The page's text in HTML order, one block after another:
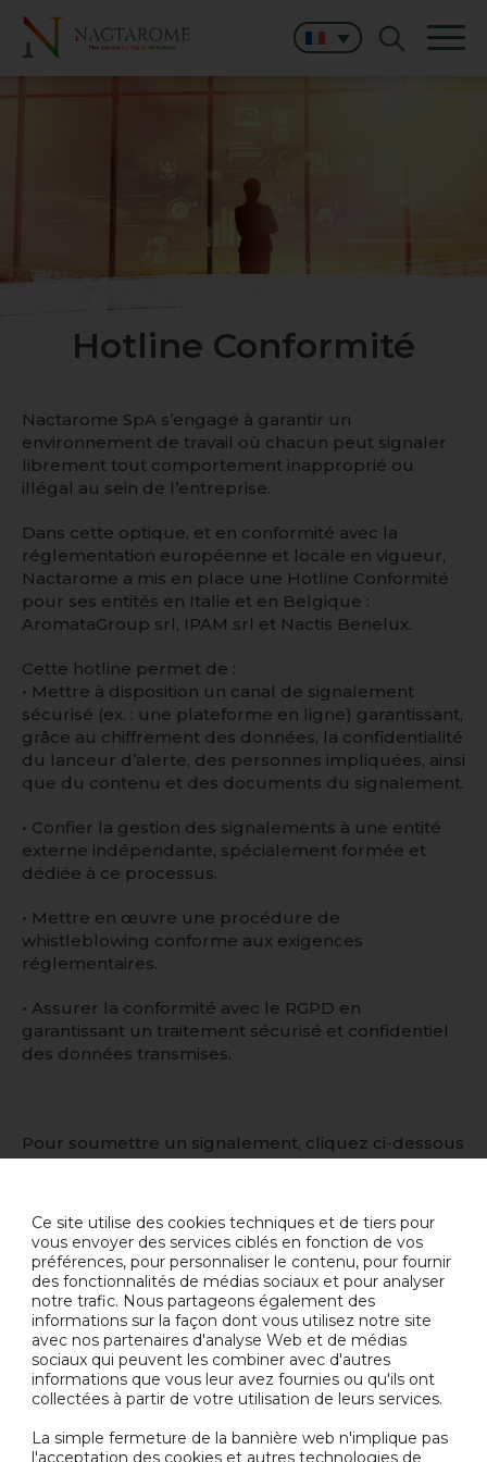
Hotline Conformité
Nactarome SpA s’engage à garantir un
environnement de travail où chacun peut signaler
librement tout comportement inapproprié ou
illégal au sein de l’entreprise.
Dans cette optique, et en conformité avec la
réglementation européenne et locale en vigueur,
Nactarome a mis en place une Hotline Conformité
pour ses entités en Italie et en Belgique :
AromataGroup srl, IPAM srl et Nactis Benelux.
Cette hotline permet de :
• Mettre à disposition un canal de signalement
sécurisé (ex. : une plateforme en ligne) garantissant,
grâce au chiffrement des données, la confidentialité
du lanceur d’alerte, des personnes impliquées, ainsi
que du contenu et des documents du signalement.
• Confier la gestion des signalements à une entité
externe indépendante, spécialement formée et
dédiée à ce processus.
• Mettre en œuvre une procédure de
whistleblowing conforme aux exigences
réglementaires.
• Assurer la conformité avec le RGPD en
garantissant un traitement sécurisé et confidentiel
des données transmises.
Pour soumettre un signalement, cliquez ci-dessous
:
PARROT PLATFORM
En quoi pouvons-nous vous
aider ?
Contactez notre équipe ci-dessous et nous vous
mettrons en relation avec l’expert approprié.
Ce site utilise des cookies techniques et de tiers pour
vous envoyer des services ciblés en fonction de vos
préférences, pour personnaliser le contenu, pour fournir
des fonctionnalités de médias sociaux et pour analyser
notre trafic. Nous partageons également des
informations sur la façon dont vous utilisez notre site
avec nos partenaires d'analyse Web et de médias
sociaux qui peuvent les combiner avec d'autres
informations que vous leur avez fournies ou qu'ils ont
collectées à partir de votre utilisation de leurs services.
La simple fermeture de la bannière web n'implique pas
l'acceptation des cookies et autres technologies de